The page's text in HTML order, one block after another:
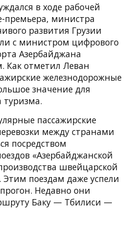
в ходе рабочей
премьера, министра
развития Грузии
с министром цифрового
Азербайджана
отметил Леван
железнодорожные
значение для
туризма.
пассажирские
между странами
посредством
«Азербайджанской
швейцарской
поездам даже успели
Недавно они
Баку — Тбилиси —